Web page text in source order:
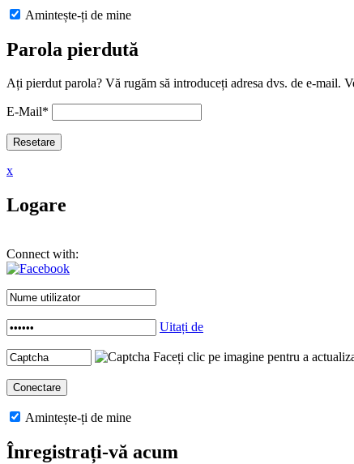
Amintește-ți de mine
Parola pierdută
Ați pierdut parola? Vă rugăm să introduceți adresa dvs. de e-mail.
E-Mail*
x
Logare
Connect with:
Uitați de
Faceți clic pe imagine pentru a
Amintește-ți de mine
Înregistrați-vă acum